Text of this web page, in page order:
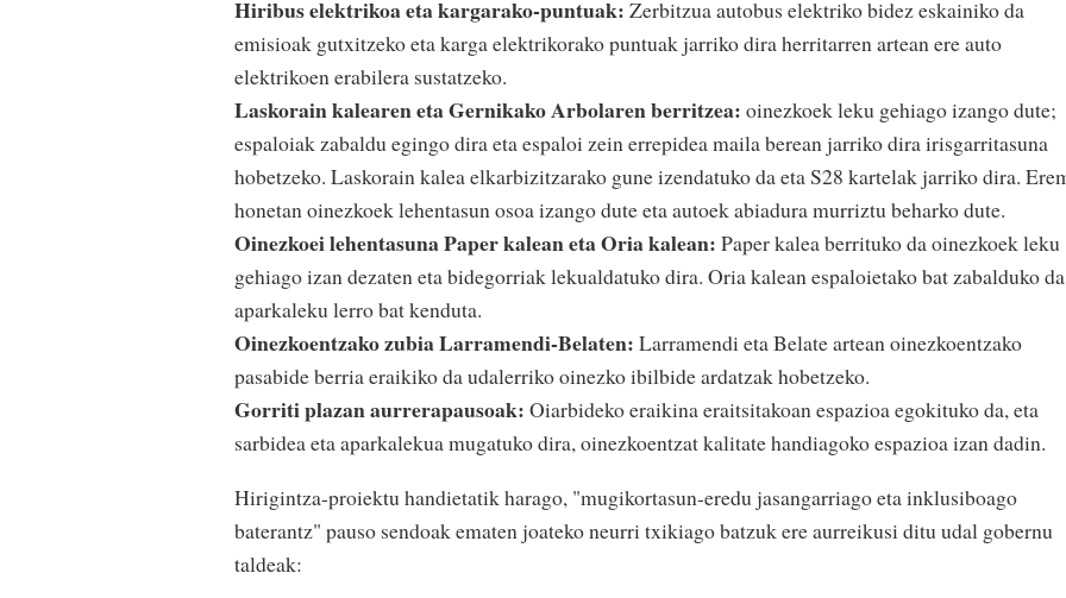
Hiribus elektrikoa eta kargarako-puntuak: Zerbitzua autobus elektriko bidez eskainiko da
emisioak gutxitzeko eta karga elektrikorako puntuak jarriko dira herritarren artean ere auto
elektrikoen erabilera sustatzeko.
Laskorain kalearen eta Gernikako Arbolaren berritzea: oinezkoek leku gehiago izango dute;
espaloiak zabaldu egingo dira eta espaloi zein errepidea maila berean jarriko dira irisgarritasuna
hobetzeko. Laskorain kalea elkarbizitzarako gune izendatuko da eta S28 kartelak jarriko dira.
honetan oinezkoek lehentasun osoa izango dute eta autoek abiadura murriztu beharko dute.
Oinezkoei lehentasuna Paper kalean eta Oria kalean: Paper kalea berrituko da oinezkoek leku
gehiago izan dezaten eta bidegorriak lekualdatuko dira. Oria kalean espaloietako bat zabalduko
aparkaleku lerro bat kenduta.
Oinezkoentzako zubia Larramendi-Belaten: Larramendi eta Belate artean oinezkoentzako
pasabide berria eraikiko da udalerriko oinezko ibilbide ardatzak hobetzeko.
Gorriti plazan aurrerapausoak: Oiarbideko eraikina eraitsitakoan espazioa egokituko da, eta
sarbidea eta aparkalekua mugatuko dira, oinezkoentzat kalitate handiagoko espazioa izan dadin.
Hirigintza-proiektu handietatik harago, "mugikortasun-eredu jasangarriago eta inklusiboago
baterantz" pauso sendoak ematen joateko neurri txikiago batzuk ere aurreikusi ditu udal gobernu
taldeak: